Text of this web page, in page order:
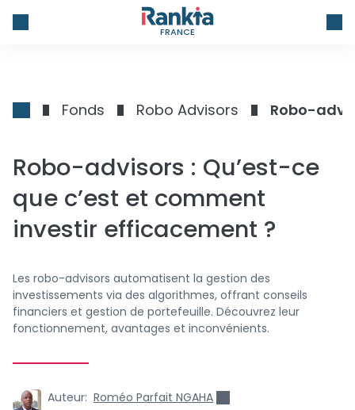
FRANCE
Fonds Robo Advisors Robo-
Robo-advisors : Qu’est-ce
que c’est et comment
investir efficacement ?
Les robo-advisors automatisent la gestion des
investissements via des algorithmes, offrant conseils
financiers et gestion de portefeuille. Découvrez leur
fonctionnement, avantages et inconvénients.
Auteur: Roméo Parfait NGAHA